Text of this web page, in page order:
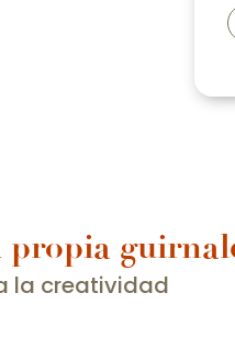
propia
la creatividad